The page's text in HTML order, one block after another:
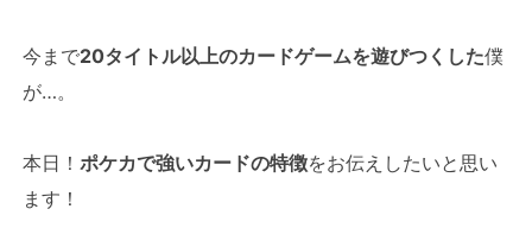
今まで20タイトル以上のカードゲームを遊びつくした僕
が…。
本日！ ポケカで強いカードの特徴をお伝えしたいと思い
ます！